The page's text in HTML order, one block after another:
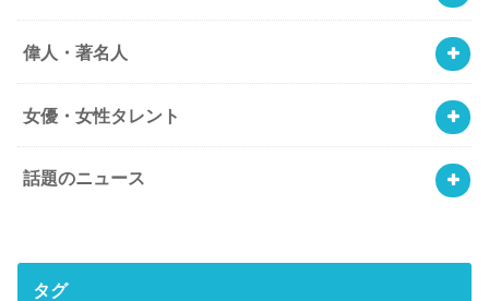
偉人・著名人
女優・女性タレント
話題のニュース
タグ